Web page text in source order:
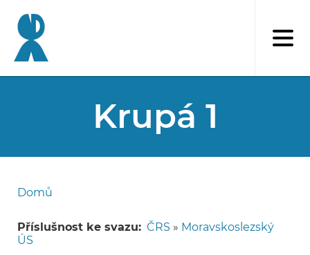
hlavnímu
obsahu
Krupá 1
navigace
Domů
Příslušnost ke svazu ČRS » Moravskoslezský
ÚS